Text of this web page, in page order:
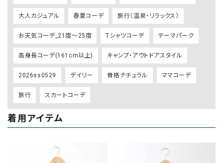
大人カジュアル 春夏コーデ 旅行（温泉・リラックス）
お天気コーデ_21度～25度 Tシャツコーデ テーマパーク
高身長コーデ(161cm以上) キャンプ・アウトドアスタイル
2026ss0529 デイリー 骨格ナチュラル ママコーデ
旅行 スカートコーデ
着用アイテム